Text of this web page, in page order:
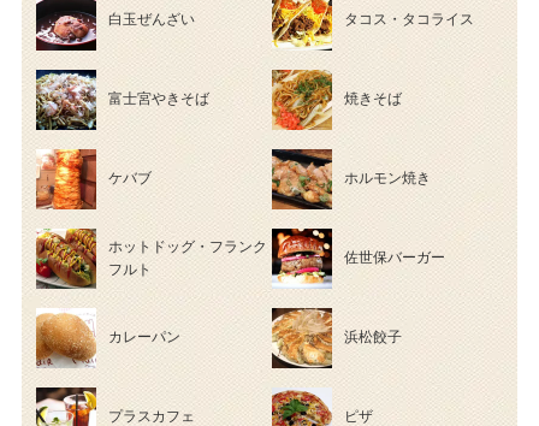
白玉ぜんざい タコス・タコライス
富士宮やきそば 焼きそば
ケバブ ホルモン焼き
ホットドッグ・フランク
フルト
佐世保バーガー
カレーパン 浜松餃子
プラスカフェ ピザ